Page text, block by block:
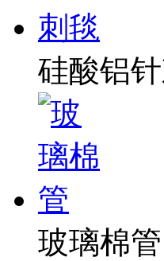
硅酸铝
玻璃棉管